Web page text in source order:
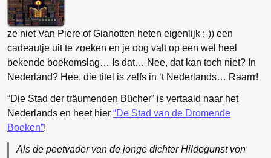
ze niet Van Piere of Gianotten heten eigenlijk :-)) een
cadeautje uit te zoeken en je oog valt op een wel heel
bekende boekomslag… Is dat… Nee, dat kan toch niet? In
Nederland? Hee, die titel is zelfs in ‘t Nederlands… Raarrr!
“Die Stad der träumenden Bücher” is vertaald naar het
Nederlands en heet hier “De Stad van de Dromende
Boeken”!
Als de peetvader van de jonge dichter Hildegunst von